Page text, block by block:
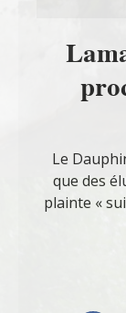
Le
que des
plainte «